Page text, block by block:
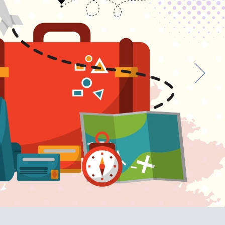
DOWIEDZ SIĘ WIĘCEJ